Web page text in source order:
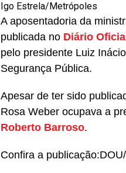
Igo Estrela/Metrópoles
A aposentadoria da
publicada no Diário
pelo presidente Luiz
Segurança Pública.
Apesar de ter sido
Rosa Weber ocupava a
Roberto Barroso.
Confira a publicação: